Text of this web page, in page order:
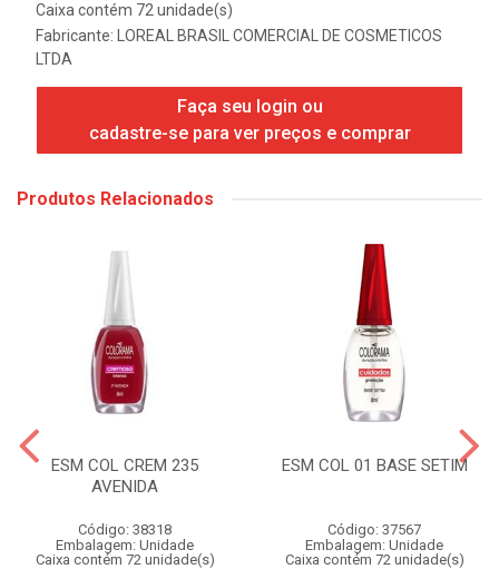
Caixa contém 72 unidade(s)
Fabricante:
LOREAL BRASIL COMERCIAL DE COSMETICOS
LTDA
Faça seu login ou
cadastre-se para ver preços e comprar
Produtos Relacionados
ESM COL CREM 235
AVENIDA
Código: 38318
Embalagem: Unidade
Caixa contém 72 unidade(s)
ESM COL 01 BASE SETIM
Código: 37567
Embalagem: Unidade
Caixa contém 72 unidade(s)